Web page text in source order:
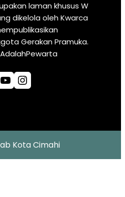
laman khusus W
dikelola oleh Kwarca
Gerakan Pramuka.
YouTube Instagram
Kota Cimahi